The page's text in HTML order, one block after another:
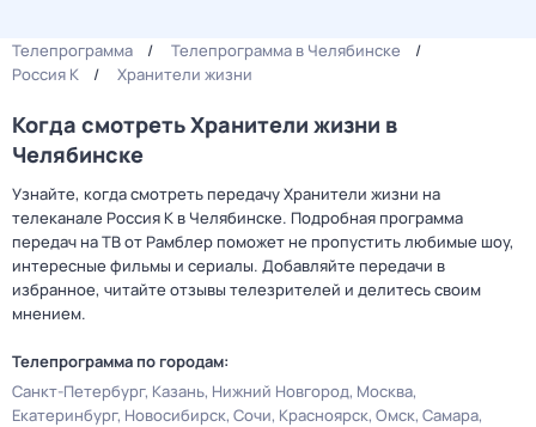
Телепрограмма
Телепрограмма в Челябинске
Россия К
Хранители жизни
Когда смотреть Хранители жизни в
Челябинске
Узнайте, когда смотреть передачу Хранители жизни на
телеканале Россия К в Челябинске. Подробная программа
передач на ТВ от Рамблер поможет не пропустить любимые шоу,
интересные фильмы и сериалы. Добавляйте передачи в
избранное, читайте отзывы телезрителей и делитесь своим
мнением.
Телепрограмма по городам:
Санкт-Петербург Казань Нижний Новгород Москва
Екатеринбург Новосибирск Сочи Красноярск Омск Самара